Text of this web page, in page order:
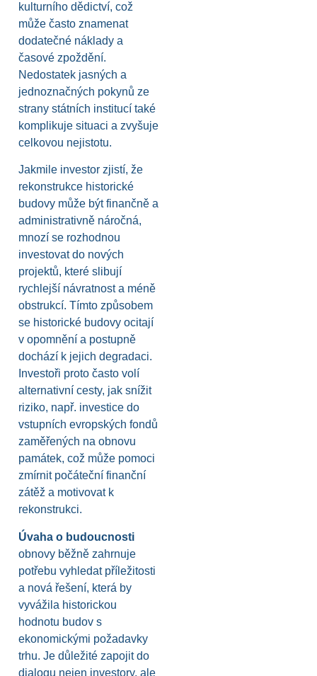
kulturního dědictví, což
může často znamenat
dodatečné náklady a
časové zpoždění.
Nedostatek jasných a
jednoznačných pokynů ze
strany státních institucí také
komplikuje situaci a zvyšuje
celkovou nejistotu.
Jakmile investor zjistí, že
rekonstrukce historické
budovy může být finančně a
administrativně náročná,
mnozí se rozhodnou
investovat do nových
projektů, které slibují
rychlejší návratnost a méně
obstrukcí. Tímto způsobem
se historické budovy ocitají
v opomnění a postupně
dochází k jejich degradaci.
Investoři proto často volí
alternativní cesty, jak snížit
riziko, např. investice do
vstupních evropských fondů
zaměřených na obnovu
památek, což může pomoci
zmírnit počáteční finanční
zátěž a motivovat k
rekonstrukci.
Úvaha o budoucnosti
obnovy běžně zahrnuje
potřebu vyhledat příležitosti
a nová řešení, která by
vyvážila historickou
hodnotu budov s
ekonomickými požadavky
trhu. Je důležité zapojit do
dialogu nejen investory, ale